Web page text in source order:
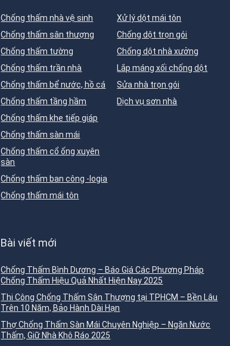
Chống thấm nhà vệ sinh
Chống thấm sân thượng
Chống thấm tường
Chống thấm trần nhà
Chống thấm bể nước, hồ cá
Chống thấm tầng hầm
Chống thấm khe tiếp giáp
Chống thấm sàn mái
Chống thấm cổ ống xuyên
sàn
Chống thấm ban công -logia
Chống thấm mái tôn
Xử lý dột mái tôn
Chống dột trọn gói
Chống dột nhà xưởng
Lắp máng xối chống dột
Sửa nhà trọn gói
Dịch vụ sơn nhà
Bài viết mới
Chống Thấm Bình Dương – Báo Giá Các Phương Pháp
Chống Thấm Hiệu Quả Nhất Hiện Nay 2025
Thi Công Chống Thấm Sân Thượng tại TPHCM – Bền Lâu
Trên 10 Năm, Bảo Hành Dài Hạn
Thợ Chống Thấm Sàn Mái Chuyên Nghiệp – Ngăn Nước
Thấm, Giữ Nhà Khô Ráo 2025